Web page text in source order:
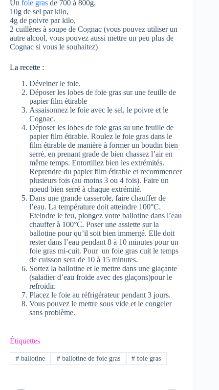
Un foie gras de 700 à 800g,
10g de sel par kilo,
4g de poivre par kilo,
2 cuillères à soupe de Cognac (vous pouvez utiliser un
autre alcool, vous pouvez aussi mettre un peu plus de
Cognac si vous le souhaitez)
La recette :
Déveiner le foie.
Déposer les lobes de foie gras sur une feuille de
papier film étirable
Assaisonnez le foie avec le sel, le poivre et le
Cognac.
Déposer les lobes de foie gras su une feuille de
papier film étirable. Roulez le foie gras dans le
film étirable de manière à former un boudin bien
serré, en prenant grade de bien chassez l’air en
même temps. Entortillez bien les extrémités.
Reprendre du papier film étirable et recommencer
plusieurs fois (au moins 3 ou 4 fois). Faire un
noeud bien serré à chaque extrémité.
Dans une grande casserole, faire chauffer de
l’eau. La température doit atteindre 100°C.
Eteindre le feu, plongez votre ballotine dans l’eau
chauffer à 100°C. Poser une assiette sur la
ballotine pour qu’il soit bien immergé. Elle doit
rester dans l’eau pendant 8 à 10 minutes pour un
foie gras mi-cuit. Pour un foie gras cuit le temps
de cuisson sera de 10 à 15 minutes.
Sortez la ballotine et le mettre dans une glaçante
(saladier d’eau froide avec des glaçons)pour le
refroidir.
Placez le foie au réfrigérateur pendant 3 jours.
Vous pouvez le mettre sous vide et le congeler
sans problème.
Étiquettes
#ballotine #ballotine de foie gras # foie gras